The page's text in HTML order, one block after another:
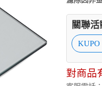
關聯
KUPO
對商品